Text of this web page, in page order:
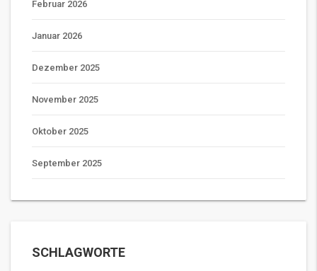
Februar 2026
Januar 2026
Dezember 2025
November 2025
Oktober 2025
September 2025
SCHLAGWORTE